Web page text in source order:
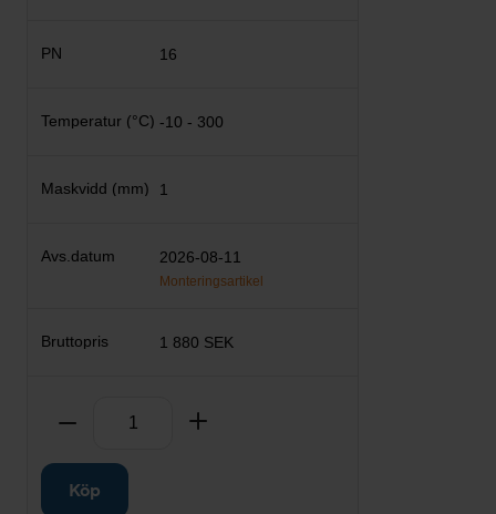
16
-10 - 300
1
2026-08-11
Monteringsartikel
1 880 SEK
Ta bort
Köp